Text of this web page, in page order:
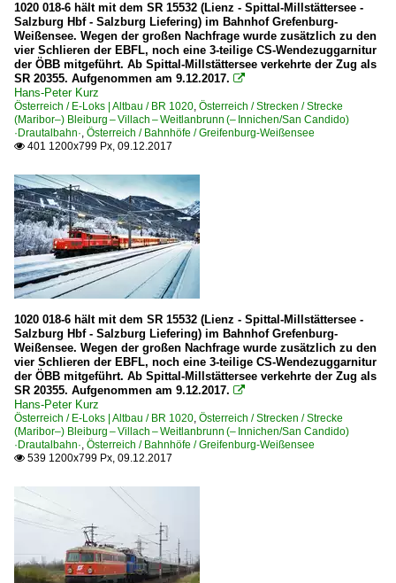
1020 018-6 hält mit dem SR 15532 (Lienz - Spittal-Millstättersee -
Salzburg Hbf - Salzburg Liefering) im Bahnhof Grefenburg-
Weißensee. Wegen der großen Nachfrage wurde zusätzlich zu den
vier Schlieren der EBFL, noch eine 3-teilige CS-Wendezuggarnitur
der ÖBB mitgeführt. Ab Spittal-Millstättersee verkehrte der Zug als
SR 20355. Aufgenommen am 9.12.2017. 
Hans-Peter Kurz
Österreich / E-Loks | Altbau / BR 1020, Österreich / Strecken / Strecke
(Maribor–) Bleiburg – Villach – Weitlanbrunn (– Innichen/San Candido)
·Drautalbahn·, Österreich / Bahnhöfe / Greifenburg-Weißensee
 401 1200x799 Px, 09.12.2017
1020 018-6 hält mit dem SR 15532 (Lienz - Spittal-Millstättersee -
Salzburg Hbf - Salzburg Liefering) im Bahnhof Grefenburg-
Weißensee. Wegen der großen Nachfrage wurde zusätzlich zu den
vier Schlieren der EBFL, noch eine 3-teilige CS-Wendezuggarnitur
der ÖBB mitgeführt. Ab Spittal-Millstättersee verkehrte der Zug als
SR 20355. Aufgenommen am 9.12.2017. 
Hans-Peter Kurz
Österreich / E-Loks | Altbau / BR 1020, Österreich / Strecken / Strecke
(Maribor–) Bleiburg – Villach – Weitlanbrunn (– Innichen/San Candido)
·Drautalbahn·, Österreich / Bahnhöfe / Greifenburg-Weißensee
 539 1200x799 Px, 09.12.2017